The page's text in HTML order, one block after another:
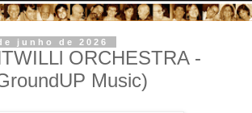
junho de 2026
ORCHESTRA -
Music)